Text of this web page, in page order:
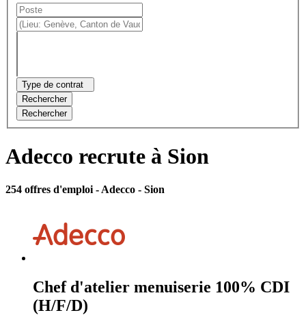
Type de contrat
Rechercher
Rechercher
Adecco recrute à Sion
254 offres d'emploi - Adecco - Sion
Chef d'atelier menuiserie 100% CDI
(H/F/D)